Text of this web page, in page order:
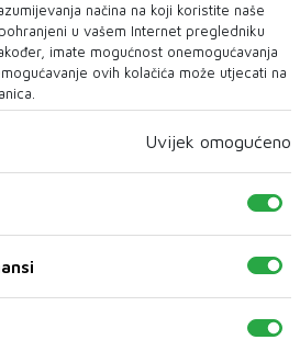
Bosne i Hercegovine ne postoji
o kontr...
načina na koji koristite naše
u vašem Internet pregledniku
imate mogućnost onemogućavanja
ovih kolačića može utjecati na
Uvijek omogućeno